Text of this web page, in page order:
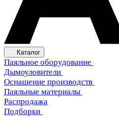
Каталог
Паяльное оборудование
Дымоуловители
Оснащение производств
Паяльные материалы
Распродажа
Подборки